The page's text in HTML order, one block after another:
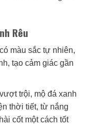
Rêu
màu sắc tự nhiên,
tạo cảm giác gần
trội, mộ đá xanh
thời tiết, từ nắng
cốt một cách tốt